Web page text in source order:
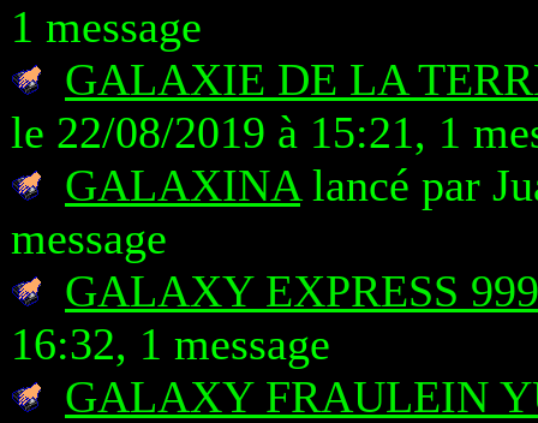
1 message
GALAXIE DE LA
le 22/08/2019 à 15:21, 1
GALAXINAlancé par
message
GALAXY EXPRESS 999
16:32, 1 message
GALAXY FRAULEIN